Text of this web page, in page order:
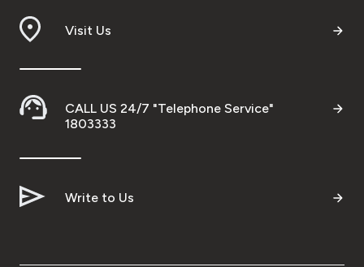
Visit Us
CALL US 24/7 "Telephone Service"
1803333
Write to Us